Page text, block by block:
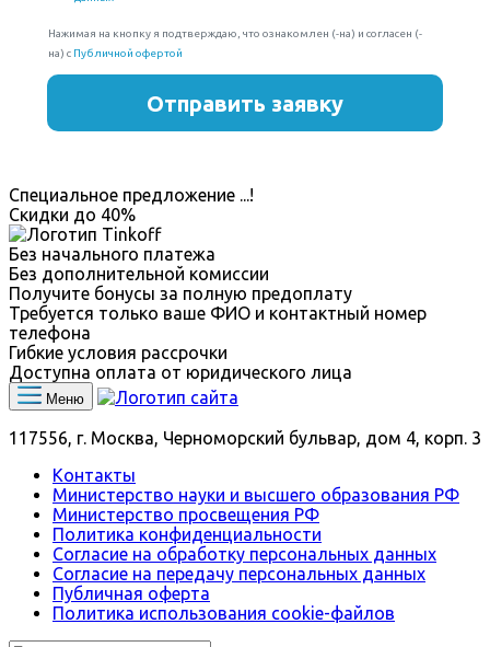
Специальное предложение
!
Скидки до 40%
Без начального платежа
Без дополнительной комиссии
Получите бонусы за полную предоплату
Требуется только ваше ФИО и контактный номер
телефона
Гибкие условия рассрочки
Доступна оплата от юридического лица
Меню
117556, г. Москва, Черноморский бульвар, дом 4, корп. 3
Контакты
Министерство науки и высшего образования РФ
Министерство просвещения РФ
Политика конфиденциальности
Согласие на обработку персональных данных
Согласие на передачу персональных данных
Публичная оферта
Политика использования сookie-файлов